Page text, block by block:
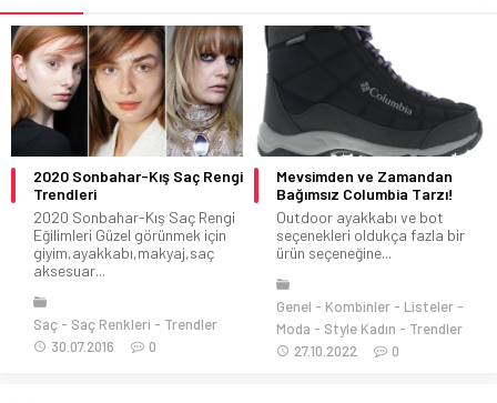
2020 Sonbahar-Kış Saç Rengi
Trendleri
2020 Sonbahar-Kış Saç Rengi
Eğilimleri Güzel görünmek için
giyim,ayakkabı,makyaj,saç
aksesuar...
Saç Saç Renkleri
Trendler
30.07.2016
0
Mevsimden ve Zamandan
Bağımsız Columbia Tarzı!
Outdoor ayakkabı ve bot
seçenekleri oldukça fazla bir
ürün seçeneğine...
Genel Kombinler
Listeler
Moda
Style Kadın
Trendler
27.10.2022
0